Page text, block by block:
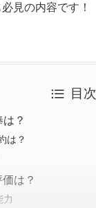
見の内容です！
目次
？
は？
は？
力